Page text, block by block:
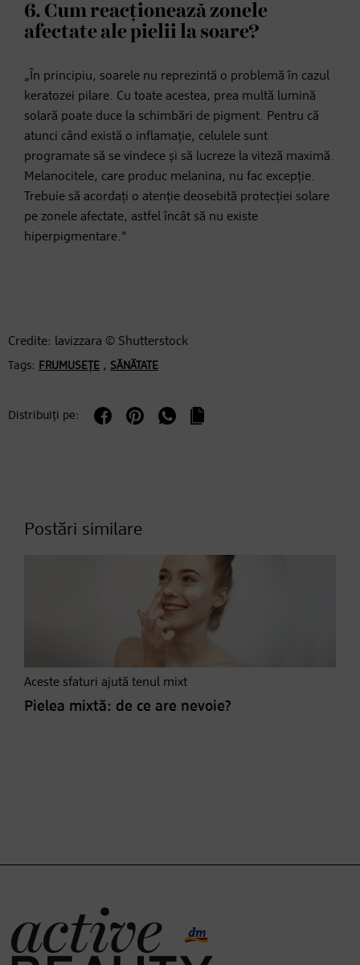
6. Cum reacționează zonele
afectate ale pielii la soare?
„În principiu, soarele nu reprezintă o problemă în cazul
keratozei pilare. Cu toate acestea, prea multă lumină
solară poate duce la schimbări de pigment. Pentru că
atunci când există o inflamație, celulele sunt
programate să se vindece și să lucreze la viteză maximă.
Melanocitele, care produc melanina, nu fac excepție.
Trebuie să acordați o atenție deosebită protecției solare
pe zonele afectate, astfel încât să nu existe
hiperpigmentare."
Credite: lavizzara © Shutterstock
Tags: FRUMUSEȚE , SĂNĂTATE
Distribuiți pe:
Postări similare
Aceste sfaturi ajută tenul mixt
Pielea mixtă: de ce are nevoie?